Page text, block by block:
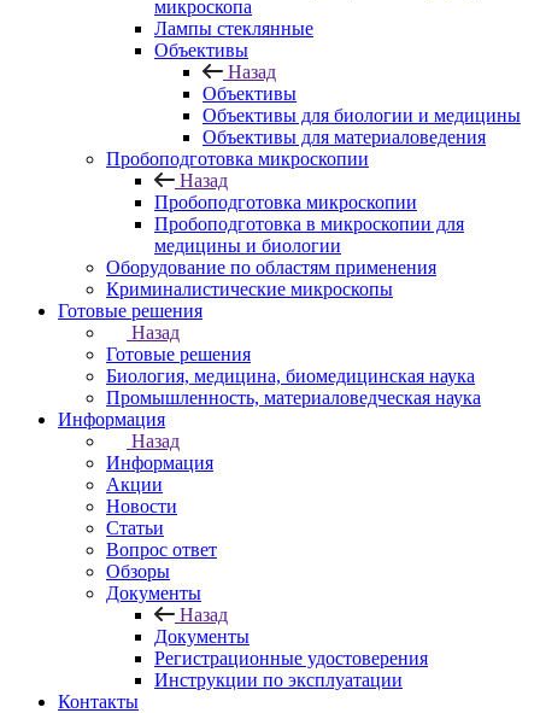
микроскопа
Лампы стеклянные
Объективы
Назад
Объективы
Объективы для биологии и медицины
Объективы для материаловедения
Пробоподготовка микроскопии
Назад
Пробоподготовка микроскопии
Пробоподготовка в микроскопии для
медицины и биологии
Оборудование по областям применения
Криминалистические микроскопы
Готовые решения
Назад
Готовые решения
Биология, медицина, биомедицинская наука
Промышленность, материаловедческая наука
Информация
Назад
Информация
Акции
Новости
Статьи
Вопрос ответ
Обзоры
Документы
Назад
Документы
Регистрационные удостоверения
Инструкции по эксплуатации
Контакты